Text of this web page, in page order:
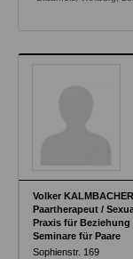
Volker KALMBACHER
Paartherapeut /
Praxis für
Seminare für Paare
Sophienstr. 169